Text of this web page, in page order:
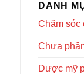
DANH
Chăm sóc
Chưa
Dược mỹ